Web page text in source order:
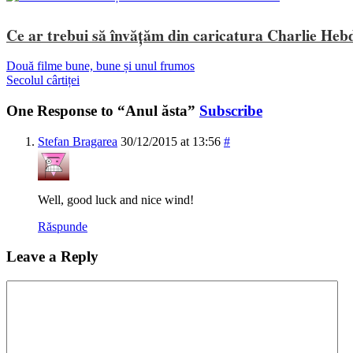
Ce ar trebui să învățăm din caricatura Charlie
Două filme bune, bune și unul frumos
Secolul cârtiței
One Response to “Anul ăsta” Subscribe
Stefan Bragarea 30/12/2015 at 13:56 #
Well, good luck and nice wind!
Răspunde
Leave a Reply